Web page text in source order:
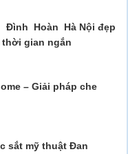
Đình Hoàn Hà Nội đẹp
gian ngắn
– Giải pháp che
sắt mỹ thuật Đan